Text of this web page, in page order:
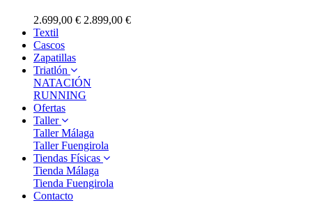
2.699,00 € 2.899,00 €
Textil
Cascos
Zapatillas
Triatlón
NATACIÓN
RUNNING
Ofertas
Taller
Taller Málaga
Taller Fuengirola
Tiendas Físicas
Tienda Málaga
Tienda Fuengirola
Contacto